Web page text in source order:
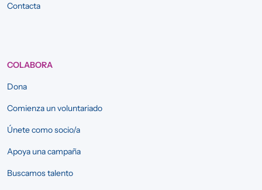
Contacta
COLABORA
Dona
Comienza un voluntariado
Únete como socio/a
Apoya una campaña
Buscamos talento